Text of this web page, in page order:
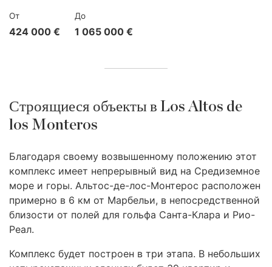
От
424 000 €
До
1 065 000 €
Строящиеся объекты в Los Altos de
los Monteros
Благодаря своему возвышенному положению этот
комплекс имеет непрерывный вид на Средиземное
море и горы. Альтос-де-лос-Монтерос расположен
примерно в 6 км от Марбельи, в непосредственной
близости от полей для гольфа Санта-Клара и Рио-
Реал.
Комплекс будет построен в три этапа. В небольших